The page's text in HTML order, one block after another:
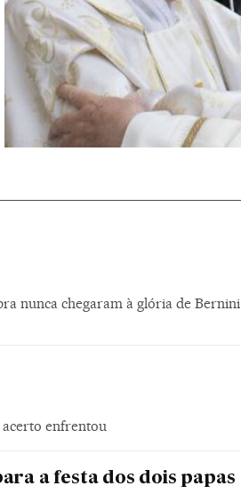
nunca chegaram à glória de Bernini
acerto enfrentou
a festa dos dois papas